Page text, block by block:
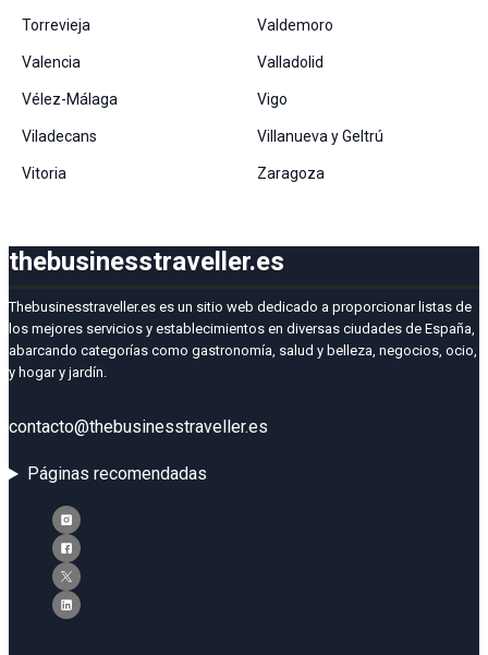
Torrevieja Valdemoro
Valencia Valladolid
Vélez-Málaga Vigo
Viladecans Villanueva y Geltrú
Vitoria Zaragoza
thebusinesstraveller.es
Thebusinesstraveller.es es un sitio web dedicado a proporcionar listas de
los mejores servicios y establecimientos en diversas ciudades de España,
abarcando categorías como gastronomía, salud y belleza, negocios, ocio,
y hogar y jardín.
contacto@thebusinesstraveller.es
Páginas recomendadas